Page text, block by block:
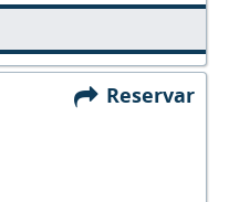
Reservar